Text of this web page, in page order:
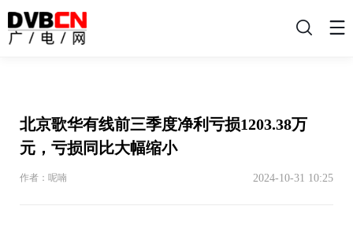
搜
北京歌华有线前三季度净利亏损1203.38万
元，亏损同比大幅缩小
作者：呢喃 2024-10-31 10:25